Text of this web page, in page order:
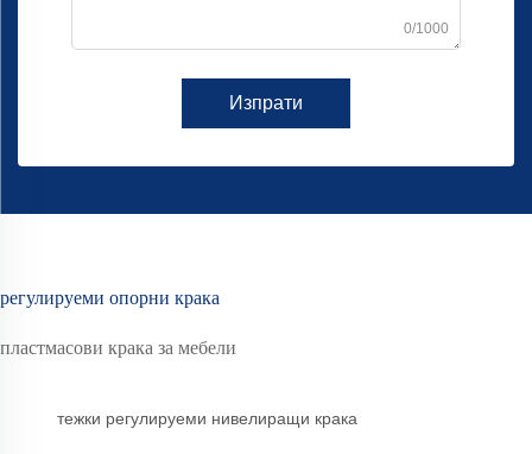
0/1000
Изпрати
регулируеми опорни крака
пластмасови крака за мебели
тежки регулируеми нивелиращи крака